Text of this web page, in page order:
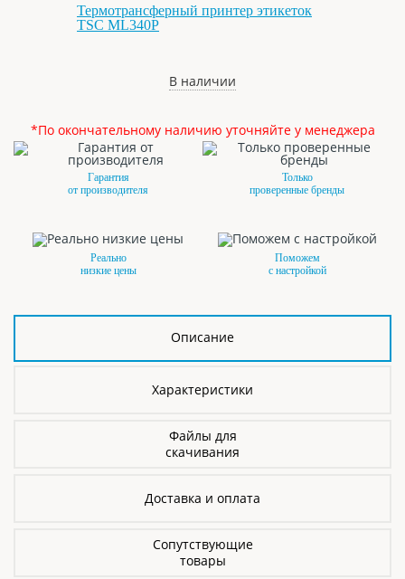
Термотрансферный принтер этикеток
TSC ML340P
В наличии
*По окончательному наличию уточняйте у менеджера
Гарантия
от производителя
Только
проверенные бренды
Реально
низкие цены
Поможем
с настройкой
Описание
Характеристики
Файлы для
скачивания
Доставка и оплата
Сопутствующие
товары